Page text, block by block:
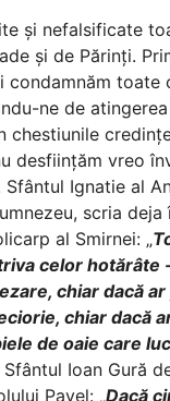
și nefalsificate
și de Părinți.
condamnăm toate
ne de
chestiunile
desființăm vreo
Sfântul Ignatie al
scria deja
al Smirnei: „
celor hotărâte
chiar dacă
chiar dacă
de oaie care
Sfântul Ioan Gură
Pavel: „Dacă